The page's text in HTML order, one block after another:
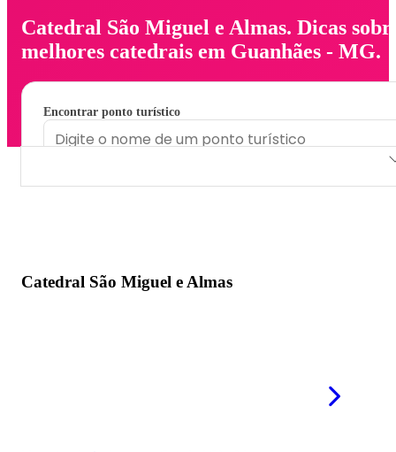
Catedral São Miguel e Almas. Dicas
melhores catedrais em Guanhães - MG.
Encontrar ponto turístico
Catedral São Miguel e Almas